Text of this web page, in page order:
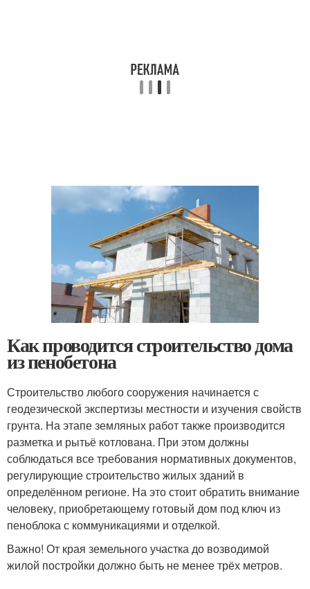
Как проводится строительство дома
из пенобетона
Строительство любого сооружения начинается с
геодезической экспертизы местности и изучения свойств
грунта. На этапе земляных работ также производится
разметка и рытьё котлована. При этом должны
соблюдаться все требования нормативных документов,
регулирующие строительство жилых зданий в
определённом регионе. На это стоит обратить внимание
человеку, приобретающему готовый дом под ключ из
пеноблока с коммуникациями и отделкой.
Важно! От края земельного участка до возводимой
жилой постройки должно быть не менее трёх метров.